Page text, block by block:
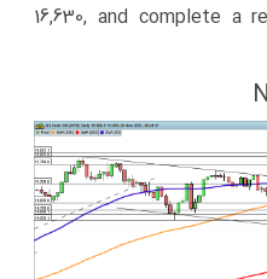
16,630, and complete a